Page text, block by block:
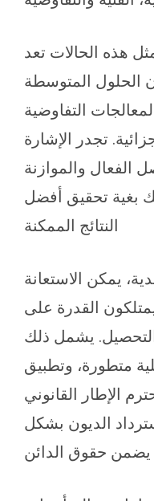
هذه الحالات تعد
الحلول المتوسطة
التفاوضية
تجدر الإشارة
الفعال والموازنة
بغية تحقيق أفضل
النتائج الممكنة
يمكن الاستعانة
القدرة على
يشمل ذلك
متطورة، وتطبيق
الإطار القانوني
الديون بشكل
يضمن حقوق الدائن